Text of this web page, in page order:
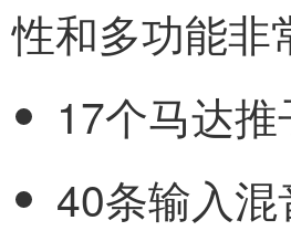
性和多功能非
17个马达
40条输入